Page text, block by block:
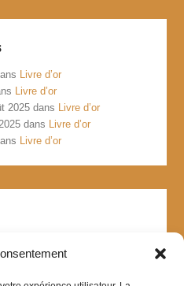
Livre d’or
Livre d’or
2025 dans
Livre d’or
dans
Livre d’or
Livre d’or